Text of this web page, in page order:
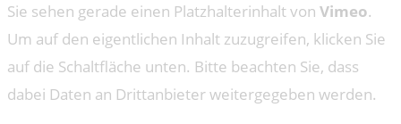
Sie sehen gerade einen Platzhalterinhalt von Vimeo.
Um auf den eigentlichen Inhalt zuzugreifen, klicken Sie
auf die Schaltfläche unten. Bitte beachten Sie, dass
dabei Daten an Drittanbieter weitergegeben werden.